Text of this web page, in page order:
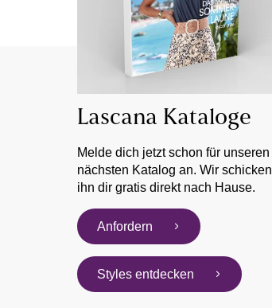
Lascana Kataloge
Melde dich jetzt schon für unseren
nächsten Katalog an. Wir schicken
ihn dir gratis direkt nach Hause.
Anfordern
Styles entdecken